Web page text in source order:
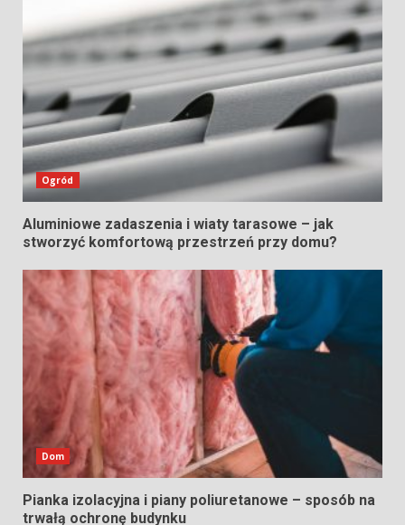
Ogród
Aluminiowe zadaszenia i wiaty tarasowe – jak
stworzyć komfortową przestrzeń przy domu?
Dom
Pianka izolacyjna i piany poliuretanowe – sposób na
trwałą ochronę budynku